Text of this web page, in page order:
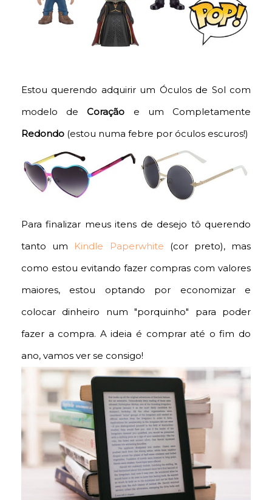
Estou querendo adquirir um Óculos de Sol com
modelo deCoração e um Completamente
Redondo (estou numa febre por óculos escuros!)
Para finalizar meus itens de desejo tô querendo
tanto um Kindle Paperwhite (cor preto), mas
como estou evitando fazer compras com valores
maiores, estou optando por economizar e
colocar dinheiro num "porquinho" para poder
fazer a compra. A ideia é comprar até o fim do
ano, vamos ver se consigo!